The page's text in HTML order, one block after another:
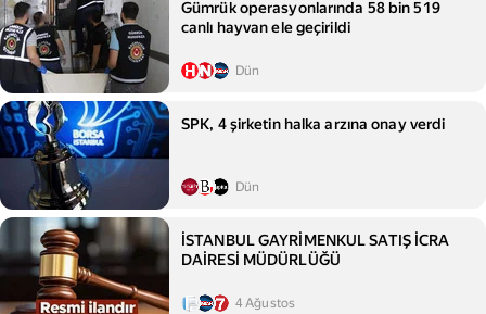
Gümrük operasyonlarında 58 bin 519
canlı hayvan ele geçirildi
Dün
SPK, 4 şirketin halka arzına onay verdi
Dün
İSTANBUL GAYRİMENKUL SATIŞ İCRA
DAİRESİ MÜDÜRLÜĞÜ
4 Ağustos